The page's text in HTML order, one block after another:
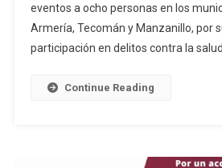
eventos a ocho personas en los
Armería, Tecomán y Manzanillo, por
participación en delitos contra la
Continue Reading